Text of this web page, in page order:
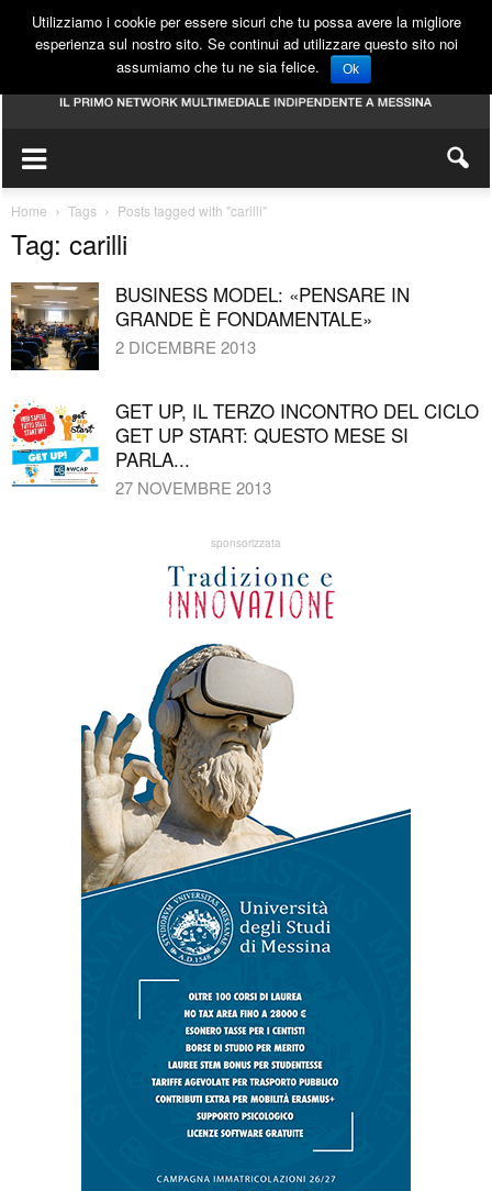
Home Tags Posts tagged with "carilli"
Tag: carilli
BUSINESS MODEL: «PENSARE IN
GRANDE È FONDAMENTALE»
2 DICEMBRE 2013
GET UP, IL TERZO INCONTRO DEL CICLO
GET UP START: QUESTO MESE SI
PARLA...
27 NOVEMBRE 2013
sponsorizzata
Utilizziamo i cookie per essere sicuri che tu possa avere la migliore
esperienza sul nostro sito. Se continui ad utilizzare questo sito noi
assumiamo che tu ne sia felice.
Ok